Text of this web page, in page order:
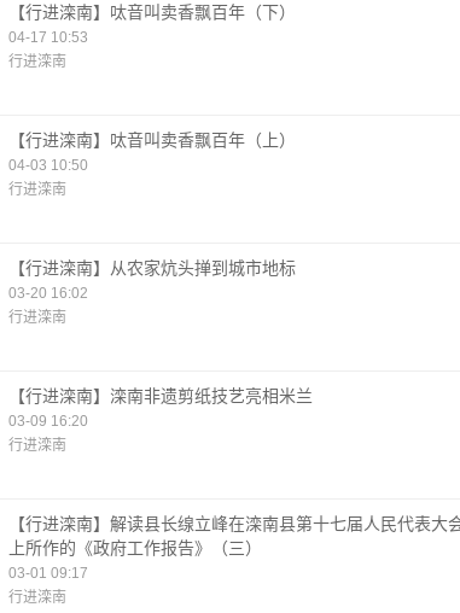
【行进滦南】呔音叫卖香飘百年（下）
04-17 10:53
行进滦南
【行进滦南】呔音叫卖香飘百年（上）
04-03 10:50
行进滦南
【行进滦南】从农家炕头掸到城市地标
03-20 16:02
行进滦南
【行进滦南】滦南非遗剪纸技艺亮相米兰
03-09 16:20
行进滦南
【行进滦南】解读县长缐立峰在滦南县第十七届人民代表大
上所作的《政府工作报告》（三）
03-01 09:17
行进滦南